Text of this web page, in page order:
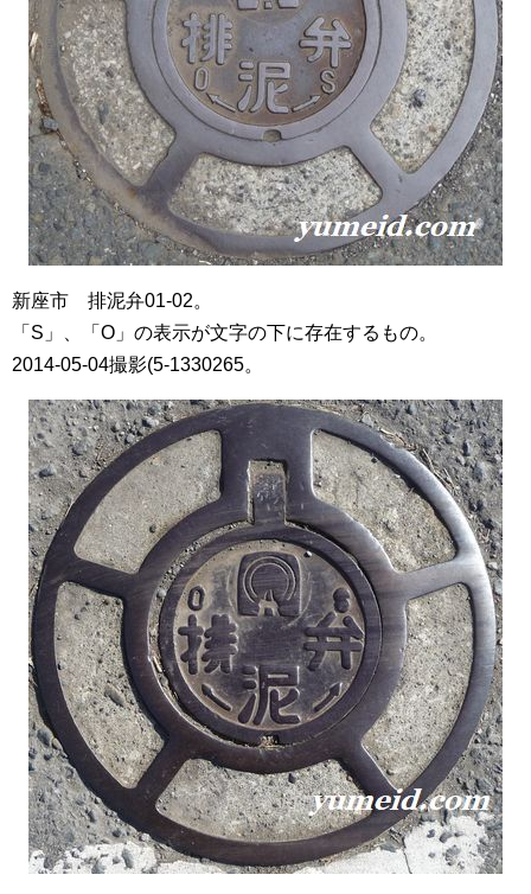
新座市 排泥弁01-02。
「S」、「O」の表示が文字の下に存在するもの。
2014-05-04撮影(5-1330265。